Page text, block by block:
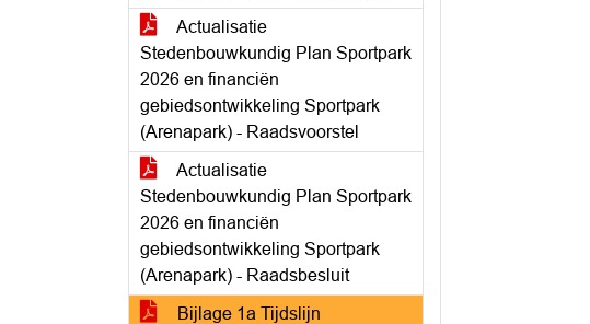
Actualisatie
Stedenbouwkundig Plan Sportpark
2026 en financiën
gebiedsontwikkeling Sportpark
(Arenapark) - Raadsvoorstel
Actualisatie
Stedenbouwkundig Plan Sportpark
2026 en financiën
gebiedsontwikkeling Sportpark
(Arenapark) - Raadsbesluit
Bijlage 1a Tijdslijn